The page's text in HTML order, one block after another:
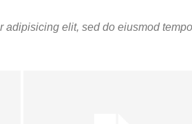
elit, sed do eiusmod